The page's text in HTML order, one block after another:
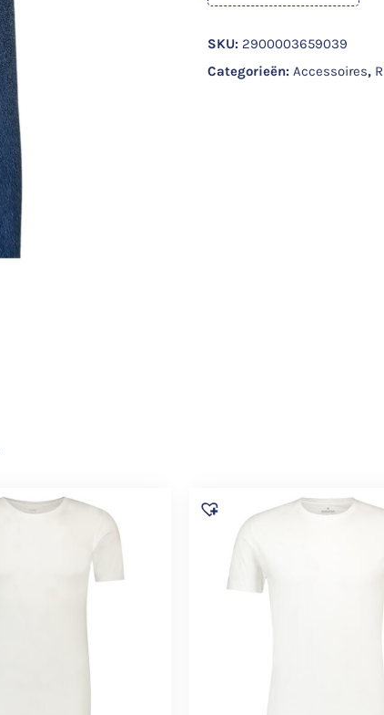
SKU: 2900003659039
Categorieën: Accessoires,